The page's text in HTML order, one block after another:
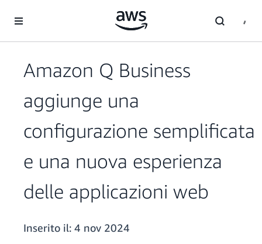
Amazon Q Business
aggiunge una
configurazione semplificata
e una nuova esperienza
delle applicazioni web
Inserito il: 4 nov 2024